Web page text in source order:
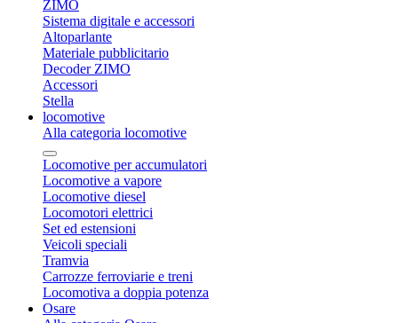
ZIMO
Sistema digitale e accessori
Altoparlante
Materiale pubblicitario
Decoder ZIMO
Accessori
Stella
locomotive
Alla categoria locomotive
Locomotive per accumulatori
Locomotive a vapore
Locomotive diesel
Locomotori elettrici
Set ed estensioni
Veicoli speciali
Tramvia
Carrozze ferroviarie e treni
Locomotiva a doppia potenza
Osare